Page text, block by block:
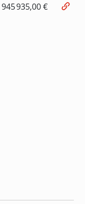
945 935,00 €